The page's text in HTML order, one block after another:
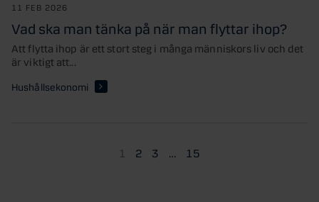
11 FEB 2026
Vad ska man tänka på när man flyttar ihop?
Att flytta ihop är ett stort steg i många människors liv och det
är viktigt att...
Hushållsekonomi
1 2 3 15